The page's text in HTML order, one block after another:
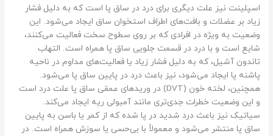
اسپلینت نیز علت دیگری برای درد در ساق پا است که به دلیل فشار
زیاد بر عضلات و بافت‌های اطراف استخوان ساق ایجاد می‌شود. این
وضعیت به ویژه در افرادی که بر روی سطوح سخت فعالیت می‌کنند،
شایع است و با درد در قسمت جلویی ساق پا همراه است. التهاب
تاندون آشیل، که به دلیل فشار زیاد یا فعالیت‌های مداوم در ناحیه
پاشنه پا ایجاد می‌شود، نیز باعث درد در پایین ساق پا می‌شود.
همچنین، لخته خون (DVT) در وریدهای عمقی ساق پا علت درد است
و این وضعیت خطرات جدی‌تری مانند آمبولی ریه ایجاد می‌کند.
سیاتیک نیز باعث درد شدید در پا شده که از کمر یا باسن به پایین
ساق پا منتشر می‌شود و معمولاً با بی‌حسی یا سوزش همراه است. در